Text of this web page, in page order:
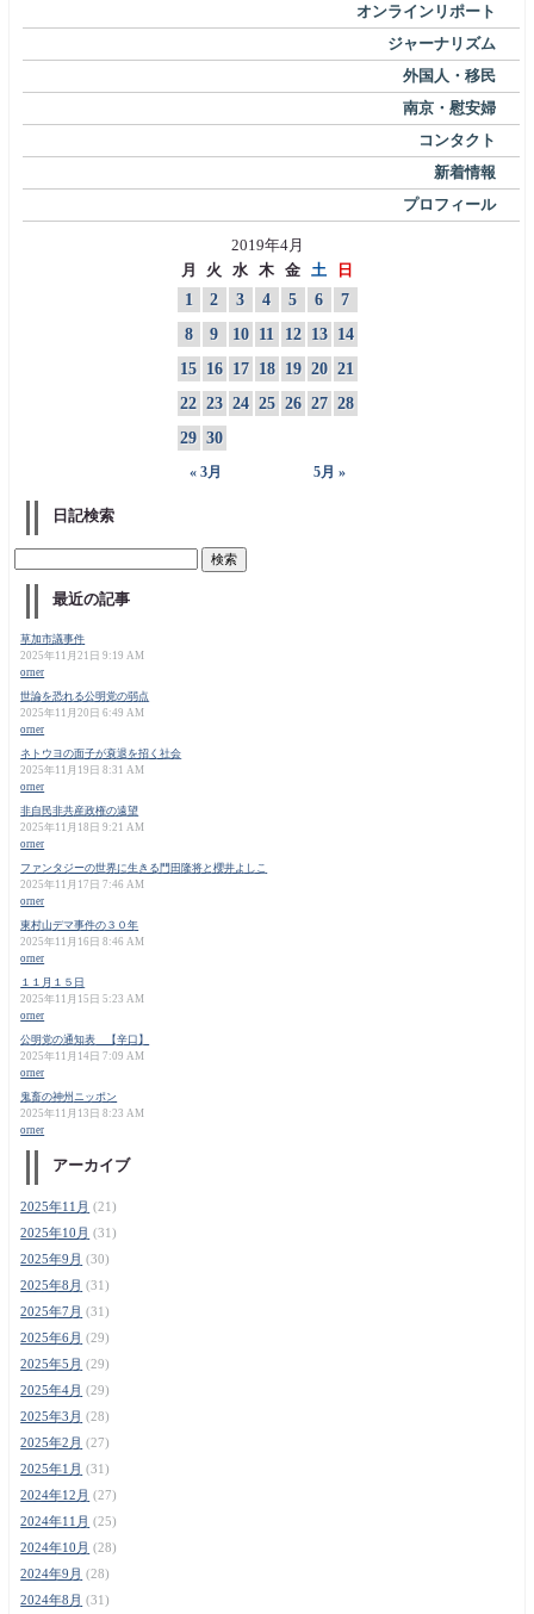
オンラインリポート
ジャーナリズム
外国人・移民
南京・慰安婦
コンタクト
新着情報
プロフィール
2019年4月
月
火 水 木 金 土 日
« 3月 5月 »
1 2 3 4 5 6
7
8
9 10 11 12 13
14
15 16 17 18 19 20 21
22 23 24 25 26 27 28
29 30
日記検索
最近の記事
草加市議事件
2025年11月21日 9:19 AM
orner
世論を恐れる公明党の弱点
2025年11月20日 6:49 AM
orner
ネトウヨの面子が衰退を招く社会
2025年11月19日 8:31 AM
orner
非自民非共産政権の遠望
2025年11月18日 9:21 AM
orner
ファンタジーの世界に生きる門田隆将と櫻井よしこ
2025年11月17日 7:46 AM
orner
東村山デマ事件の３０年
2025年11月16日 8:46 AM
orner
１１月１５日
2025年11月15日 5:23 AM
orner
公明党の通知表 【辛口】
2025年11月14日 7:09 AM
orner
鬼畜の神州ニッポン
2025年11月13日 8:23 AM
orner
アーカイブ
2025年11月 (21)
2025年10月 (31)
2025年9月 (30)
2025年8月 (31)
2025年7月 (31)
2025年6月 (29)
2025年5月 (29)
2025年4月 (29)
2025年3月 (28)
2025年2月 (27)
2025年1月 (31)
2024年12月 (27)
2024年11月 (25)
2024年10月 (28)
2024年9月 (28)
2024年8月 (31)